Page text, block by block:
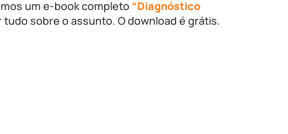
um e-book completo “Diagnóstico
tudo sobre o assunto. O download é grátis.